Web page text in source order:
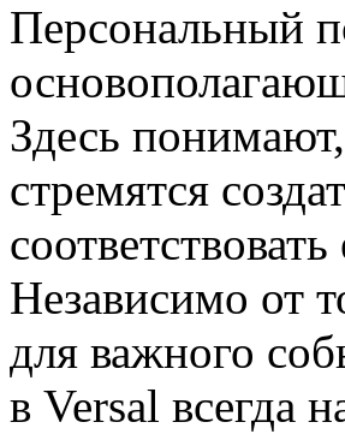
Персональный
Здесь
стремятся
Независимо от
для важного
в Versal всегда